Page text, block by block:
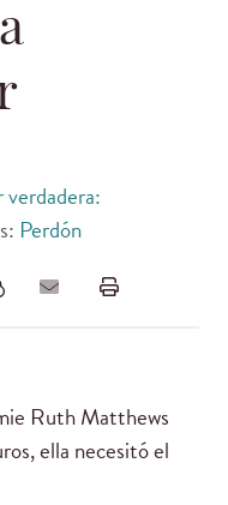
Perdón
Ruth Matthews
ella necesitó el